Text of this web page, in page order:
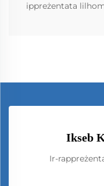
ippreżentata
Ikseb
Ir-